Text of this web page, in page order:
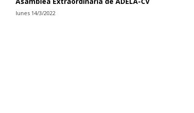
lunes 14/3/2022